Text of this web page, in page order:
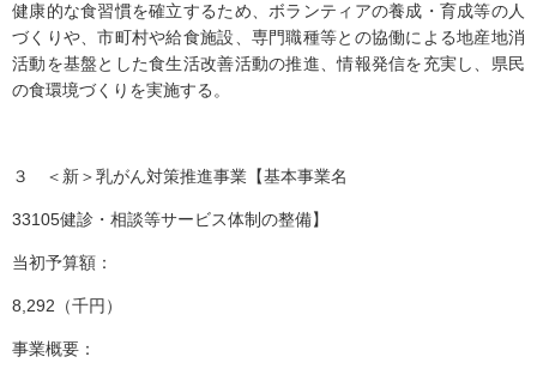
健康的な食習慣を確立するため、ボランティアの養成・育成等の人
づくりや、市町村や給食施設、専門職種等との協働による地産地消
活動を基盤とした食生活改善活動の推進、情報発信を充実し、県民
の食環境づくりを実施する。
３ ＜新＞乳がん対策推進事業【基本事業名
33105健診・相談等サービス体制の整備】
当初予算額：
8,292（千円）
事業概要：